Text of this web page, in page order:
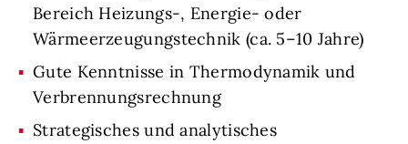
Bereich Heizungs-, Energie- oder
Wärmeerzeugungstechnik (ca. 5–10 Jahre)
Gute Kenntnisse in Thermodynamik und
Verbrennungsrechnung
Strategisches und analytisches